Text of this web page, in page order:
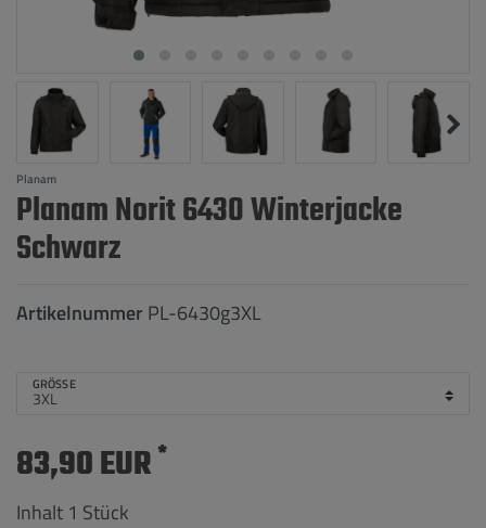
Planam
Planam Norit 6430 Winterjacke
Schwarz
Artikelnummer PL-6430g3XL
GRÖSSE
83,90 EUR*
Inhalt 1 Stück